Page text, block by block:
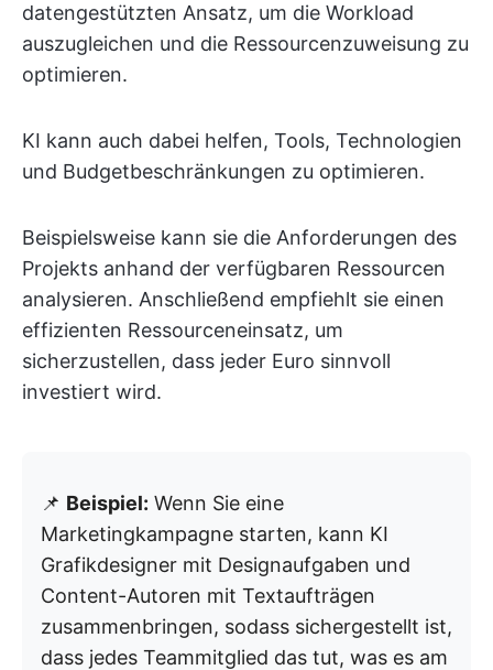
datengestützten Ansatz, um die Workload
auszugleichen und die Ressourcenzuweisung zu
optimieren.
KI kann auch dabei helfen, Tools, Technologien
und Budgetbeschränkungen zu optimieren.
Beispielsweise kann sie die Anforderungen des
Projekts anhand der verfügbaren Ressourcen
analysieren. Anschließend empfiehlt sie einen
effizienten Ressourceneinsatz, um
sicherzustellen, dass jeder Euro sinnvoll
investiert wird.
📌 Beispiel: Wenn Sie eine
Marketingkampagne starten, kann KI
Grafikdesigner mit Designaufgaben und
Content-Autoren mit Textaufträgen
zusammenbringen, sodass sichergestellt ist,
dass jedes Teammitglied das tut, was es am